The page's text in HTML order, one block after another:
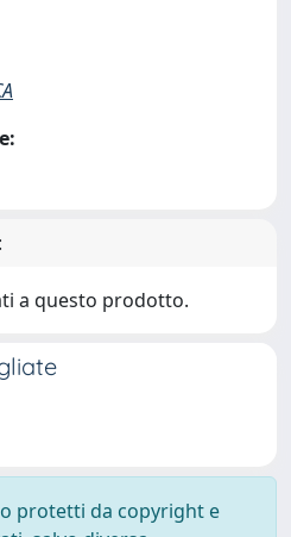
a questo prodotto.
protetti da copyright e